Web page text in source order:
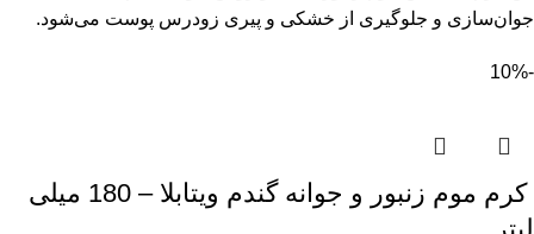
جوان‌سازی و جلوگیری از خشکی و پیری زودرس پوست می‌شود.
-10%
کرم موم زنبور و جوانه گندم ویتابلا – 180 میلی